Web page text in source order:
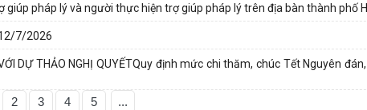
giúp pháp lý và người thực hiện trợ giúp pháp lý trên địa bàn thành phố
7/2026
VỚI DỰ THẢO NGHỊ QUYẾTQuy định mức chi thăm, chúc Tết Nguyên
2 3 4 5 ...